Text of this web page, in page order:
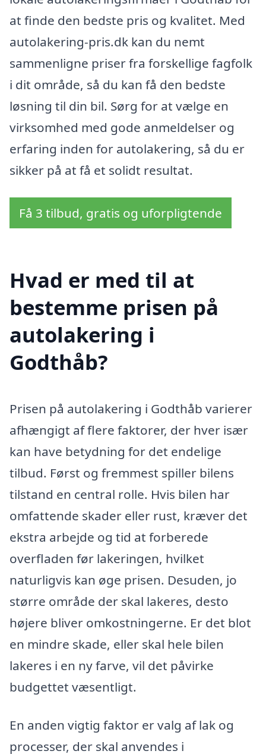
at finde den bedste pris og kvalitet. Med
autolakering-pris.dk kan du nemt
sammenligne priser fra forskellige fagfolk
i dit område, så du kan få den bedste
løsning til din bil. Sørg for at vælge en
virksomhed med gode anmeldelser og
erfaring inden for autolakering, så du er
sikker på at få et solidt resultat.
Få 3 tilbud, gratis og uforpligtende
Hvad er med til at
bestemme prisen på
autolakering i
Godthåb?
Prisen på autolakering i Godthåb varierer
afhængigt af flere faktorer, der hver især
kan have betydning for det endelige
tilbud. Først og fremmest spiller bilens
tilstand en central rolle. Hvis bilen har
omfattende skader eller rust, kræver det
ekstra arbejde og tid at forberede
overfladen før lakeringen, hvilket
naturligvis kan øge prisen. Desuden, jo
større område der skal lakeres, desto
højere bliver omkostningerne. Er det blot
en mindre skade, eller skal hele bilen
lakeres i en ny farve, vil det påvirke
budgettet væsentligt.
En anden vigtig faktor er valg af lak og
processer, der skal anvendes i